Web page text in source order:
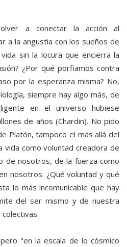
a conectar la acción al
a la angustia con los sueños de
sin la locura que encierra la
¿Por qué porfiamos contra
por la esperanza misma? No,
siempre hay algo más, de
en el universo hubiese
de años (Chardin). No pido
Platón, tampoco el más allá del
vida como voluntad creadora de
de nosotros, de la fuerza como
nosotros. ¿Qué voluntad y qué
lo más incomunicable que hay
del ser mismo y de nuestra
"en la escala de lo cósmico